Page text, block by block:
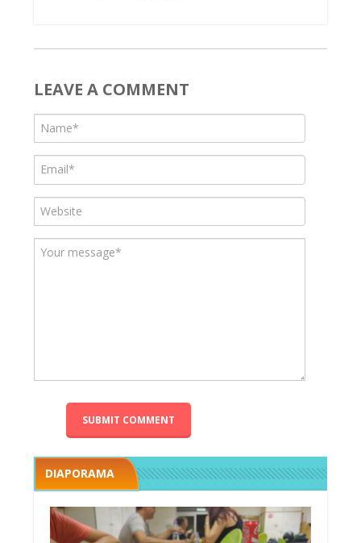
LEAVE A COMMENT
DIAPORAMA